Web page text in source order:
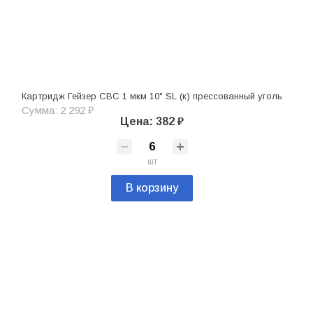
Картридж Гейзер СВС 1 мкм 10" SL (к) прессованный уголь
Сумма: 2 292 ₽
Цена: 382 ₽
шт
В корзину